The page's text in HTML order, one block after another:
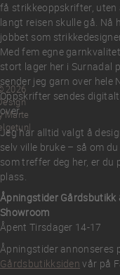
få strikkeoppskrifter, uten
langt reisen skulle gå. Nå
jobbet som
Med fem egne
stort lager her i Surnadal
sender jeg garn over hele
Oppskrifter sendes
over.
Jeg har alltid valgt å
selv ville bruke – så om
som treffer deg her, er du
plass.
Åpningstider Gårdsbutikk
Showroom
Åpent Tirsdager 14-17
Åpningstider annonseres
Gårdsbutikksiden vår på
2026
Marte